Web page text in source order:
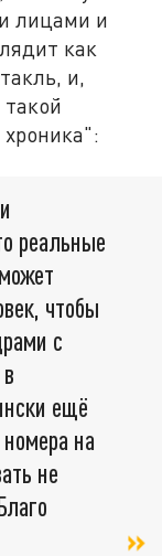
лицами и
как
и,
реальные
чтобы
с
ещё
на
не